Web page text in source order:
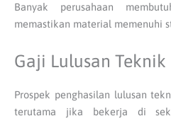
Banyak perusahaan
memastikan material memenuhi
Gaji Lulusan
Prospek penghasilan lulusan
terutama jika bekerja di